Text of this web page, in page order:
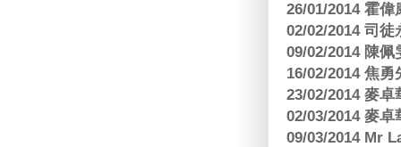
26/01/2014 霍
02/02/2014 司
09/02/2014 陳
16/02/2014 焦
23/02/2014 麥
02/03/2014 麥
09/03/2014 Mr